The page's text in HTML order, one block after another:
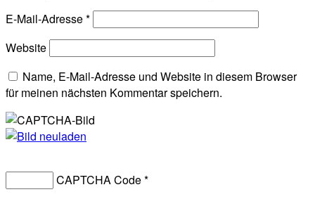
E-Mail-Adresse*
Website
Name, E-Mail-Adresse und Website in diesem Browser
für meinen nächsten Kommentar speichern.
CAPTCHA Code*